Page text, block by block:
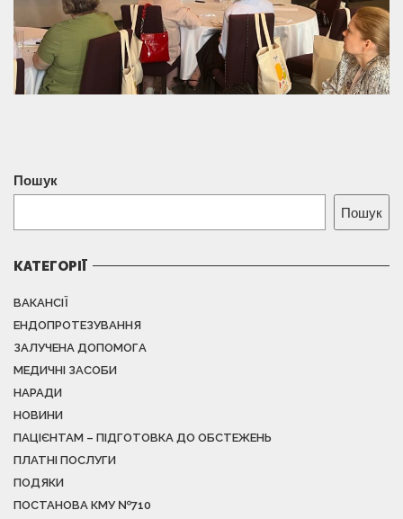
Пошук
Пошук
КАТЕГОРІЇ
ВАКАНСІЇ
ЕНДОПРОТЕЗУВАННЯ
ЗАЛУЧЕНА ДОПОМОГА
МЕДИЧНІ ЗАСОБИ
НАРАДИ
НОВИНИ
ПАЦІЄНТАМ – ПІДГОТОВКА ДО ОБСТЕЖЕНЬ
ПЛАТНІ ПОСЛУГИ
ПОДЯКИ
ПОСТАНОВА КМУ №710